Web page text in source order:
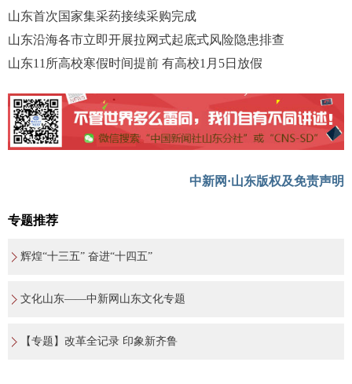
山东首次国家集采药接续采购完成
山东沿海各市立即开展拉网式起底式风险隐患排查
山东11所高校寒假时间提前 有高校1月5日放假
中新网·山东版权及免责声明
专题推荐
辉煌“十三五” 奋进“十四五”
文化山东——中新网山东文化专题
【专题】改革全记录 印象新齐鲁